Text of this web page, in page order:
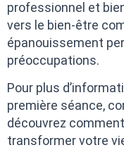
professionnel et
vers le bien-être
épanouissement
préoccupations.
Pour plus
première séance,
découvrez
transformer votre